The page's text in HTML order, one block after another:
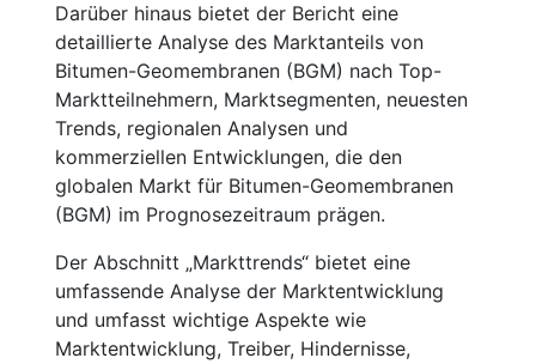
Darüber hinaus bietet der Bericht eine
detaillierte Analyse des Marktanteils von
Bitumen-Geomembranen (BGM) nach Top-
Marktteilnehmern, Marktsegmenten, neuesten
Trends, regionalen Analysen und
kommerziellen Entwicklungen, die den
globalen Markt für Bitumen-Geomembranen
(BGM) im Prognosezeitraum prägen.
Der Abschnitt „Markttrends“ bietet eine
umfassende Analyse der Marktentwicklung
und umfasst wichtige Aspekte wie
Marktentwicklung, Treiber, Hindernisse,